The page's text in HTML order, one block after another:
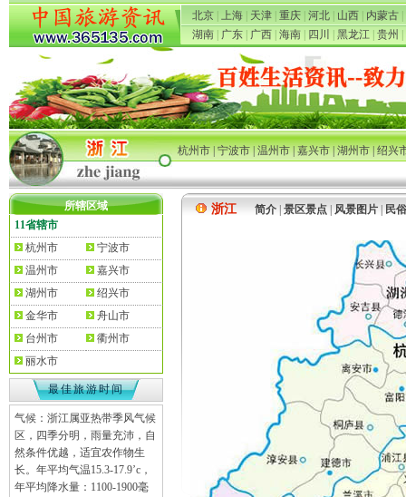
北京 上海 天津 重庆 河北 山西 内蒙古
湖南
广东 广西 海南 四川 黑龙江 贵州
杭州市|宁波市|温州市|嘉兴市|湖州市|绍兴
所辖区域
11省辖市
杭州市
宁波市
温州市
嘉兴市
湖州市
绍兴市
金华市
舟山市
台州市
衢州市
丽水市
最佳旅游时间
气候：浙江属亚热带季风气候
区，四季分明，雨量充沛，自
然条件优越，适宜农作物生
长。年平均气温15.3-17.9’c，
年平均降水量：1100-1900毫
浙江 简介| 景区景点 风景图片 民